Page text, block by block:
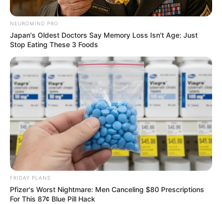
NEUROMIND PRO
Japan's Oldest Doctors Say Memory Loss Isn't Age: Just
Stop Eating These 3 Foods
FRIDAY PLANS
Pfizer's Worst Nightmare: Men Canceling $80 Prescriptions
For This 87¢ Blue Pill Hack